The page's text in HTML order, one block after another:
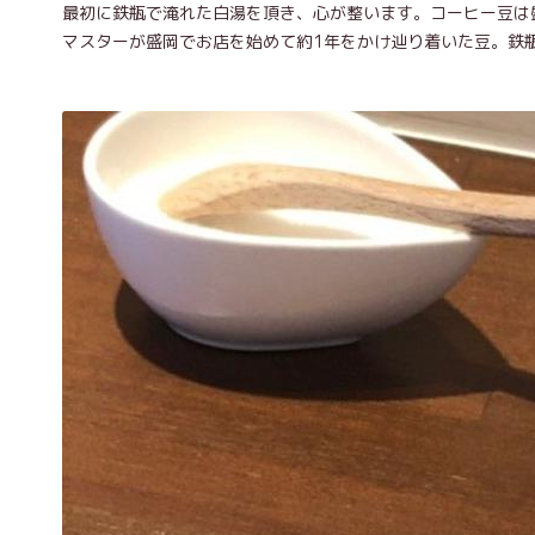
最初に鉄瓶で淹れた白湯を頂き、心が整います。コーヒー豆
マスターが盛岡でお店を始めて約1年をかけ辿り着いた豆。